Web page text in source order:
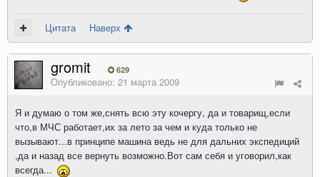
Цитата Наверх
gromit 629
Опубликовано: 21 марта 2009
Я и думаю о том же,снять всю эту кочергу, да и товарищ,если
что,в МЧС работает,их за лето за чем и куда только не
вызывают...в принципе машина ведь не для дальних экспедиций
,да и назад все вернуть возможно.Вот сам себя и уговорил,как
всегда...